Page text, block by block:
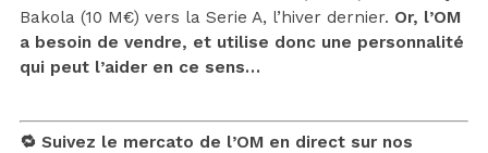
Bakola (10 M€) vers la Serie A, l’hiver dernier. Or, l’OM
a besoin de vendre, et utilise donc une personnalité
qui peut l’aider en ce sens…
🔁 Suivez le mercato de l’OM en direct sur nos